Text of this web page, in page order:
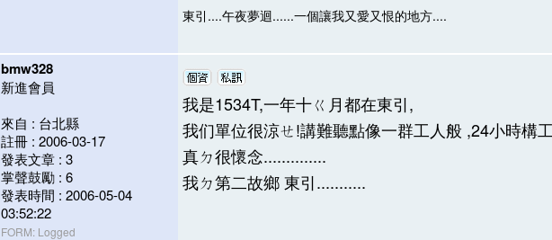
東引....午夜夢迴......一個讓我又愛又恨的地方....
bmw328
新進會員
來自 : 台北縣
註冊 : 2006-03-17
發表文章 : 3
掌聲鼓勵 : 6
發表時間 : 2006-05-04
03:52:22
FORM: Logged
我是1534T,一年十ㄍ月都在東引,
我们單位很涼ㄝ!講難聽點像一群工人般 ,24小時構
真ㄉ很懷念..............
我ㄉ第二故鄉 東引...........